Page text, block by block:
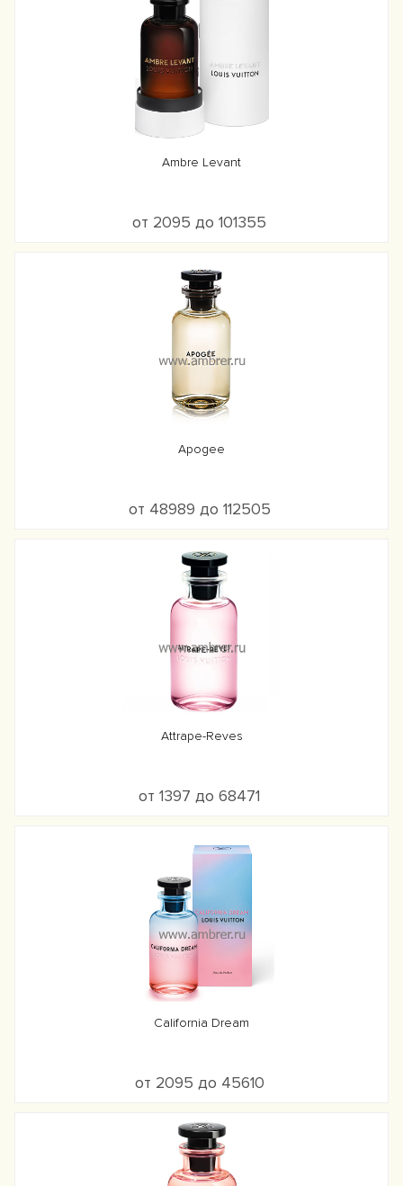
Ambre Levant
от 2095 до 101355
Apogee
от 48989 до 112505
Attrape-Reves
от 1397 до 68471
California Dream
от 2095 до 45610